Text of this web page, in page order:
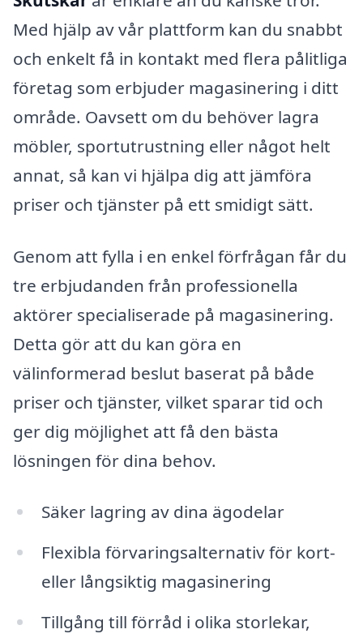
Med hjälp av vår plattform kan du snabbt
och enkelt få in kontakt med flera pålitliga
företag som erbjuder magasinering i ditt
område. Oavsett om du behöver lagra
möbler, sportutrustning eller något helt
annat, så kan vi hjälpa dig att jämföra
priser och tjänster på ett smidigt sätt.
Genom att fylla i en enkel förfrågan får du
tre erbjudanden från professionella
aktörer specialiserade på magasinering.
Detta gör att du kan göra en
välinformerad beslut baserat på både
priser och tjänster, vilket sparar tid och
ger dig möjlighet att få den bästa
lösningen för dina behov.
Säker lagring av dina ägodelar
Flexibla förvaringsalternativ för kort-
eller långsiktig magasinering
Tillgång till förråd i olika storlekar,